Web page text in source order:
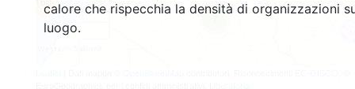
calore che rispecchia la densità di organizzazioni
luogo.
7